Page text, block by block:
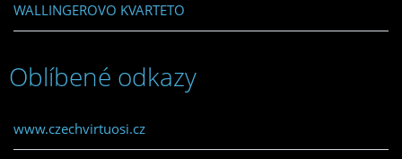
WALLINGEROVO KVARTETO
Oblíbené odkazy
www.czechvirtuosi.cz